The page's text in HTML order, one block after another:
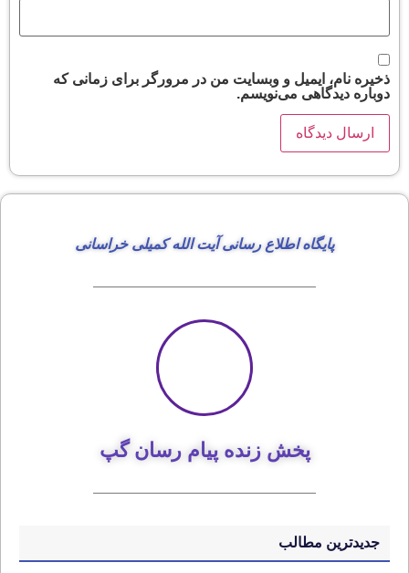
ذخیره نام، ایمیل و وبسایت من در مرورگر برای زمانی که
دوباره دیدگاهی می‌نویسم.
پایگاه اطلاع رسانی آیت الله کمیلی خراسانی
پخش زنده پیام رسان گپ
جدیدترین مطالب